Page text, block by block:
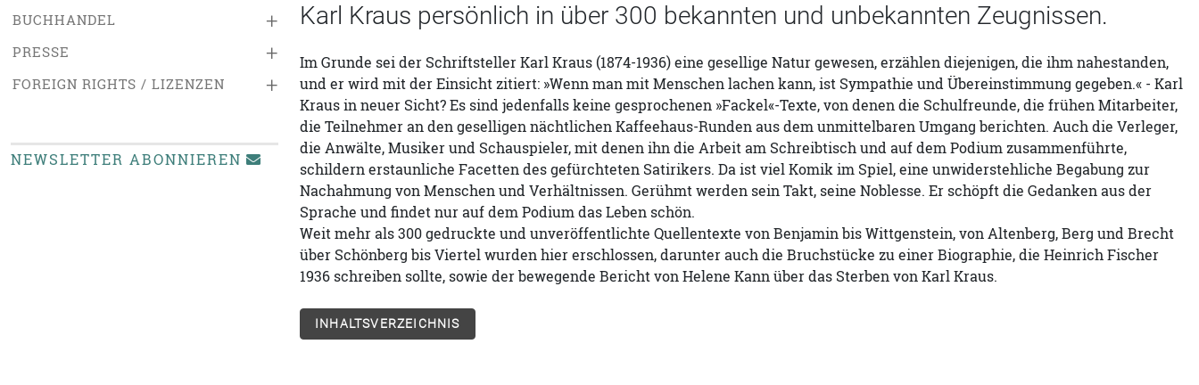
+
BUCHHANDEL
+
PRESSE
+
FOREIGN RIGHTS / LIZENZEN
NEWSLETTER ABONNIEREN
Karl Kraus persönlich in über 300 bekannten und unbekannten Zeugnissen.
Im Grunde sei der Schriftsteller Karl Kraus (1874-1936) eine gesellige Natur gewesen, erzählen diejenigen, die ihm nahestanden,
und er wird mit der Einsicht zitiert: »Wenn man mit Menschen lachen kann, ist Sympathie und Übereinstimmung gegeben.« - Karl
Kraus in neuer Sicht? Es sind jedenfalls keine gesprochenen »Fackel«-Texte, von denen die Schulfreunde, die frühen Mitarbeiter,
die Teilnehmer an den geselligen nächtlichen Kaffeehaus-Runden aus dem unmittelbaren Umgang berichten. Auch die Verleger,
die Anwälte, Musiker und Schauspieler, mit denen ihn die Arbeit am Schreibtisch und auf dem Podium zusammenführte,
schildern erstaunliche Facetten des gefürchteten Satirikers. Da ist viel Komik im Spiel, eine unwiderstehliche Begabung zur
Nachahmung von Menschen und Verhältnissen. Gerühmt werden sein Takt, seine Noblesse. Er schöpft die Gedanken aus der
Sprache und findet nur auf dem Podium das Leben schön.
Weit mehr als 300 gedruckte und unveröffentlichte Quellentexte von Benjamin bis Wittgenstein, von Altenberg, Berg und Brecht
über Schönberg bis Viertel wurden hier erschlossen, darunter auch die Bruchstücke zu einer Biographie, die Heinrich Fischer
1936 schreiben sollte, sowie der bewegende Bericht von Helene Kann über das Sterben von Karl Kraus.
INHALTSVERZEICHNIS